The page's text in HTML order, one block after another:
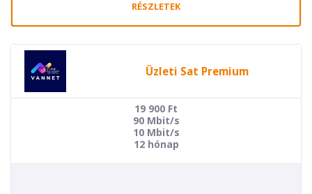
RÉSZLETEK
Üzleti Sat Premium
19 900 Ft
90 Mbit/s
10 Mbit/s
12 hónap